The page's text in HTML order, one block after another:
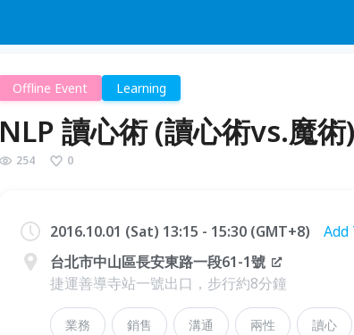
Offline Event Learning
NLP 讀心術 (讀心術vs.魔術)
254 0
2016.10.01 (Sat) 13:15 - 15:30 (GMT+8)
Add
台北市中山區長安東路一段61-1號
捷運善導寺站一號出口，步行約8分鐘
業務 銷售 溝通 兩性 讀心